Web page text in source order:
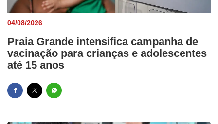
04/08/2026
Praia Grande intensifica campanha de
vacinação para crianças e adolescentes
até 15 anos